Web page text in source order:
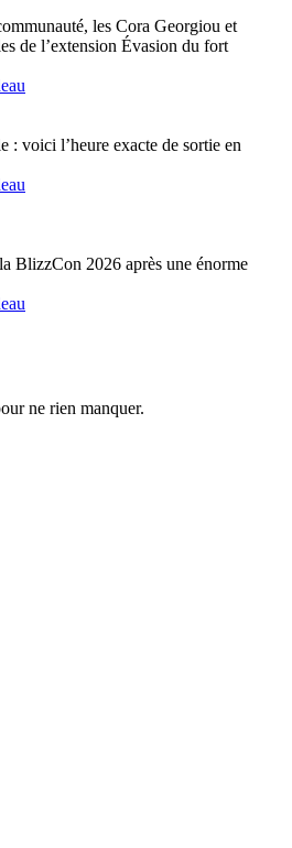
les Cora Georgiou et
de l’extension Évasion du fort
: voici l’heure exacte de sortie en
BlizzCon 2026 après une énorme
ne rien manquer.